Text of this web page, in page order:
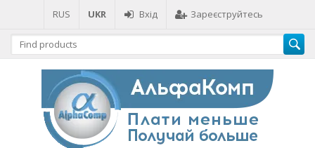
RUS UKR Вхід Зареєструйтесь